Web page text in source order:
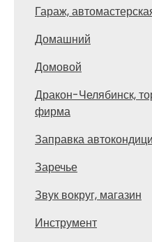
Гараж,
Домашний
Домовой
Дракон-Челябинск,
фирма
Заправка
Заречье
Звук вокруг, магазин
Инструмент